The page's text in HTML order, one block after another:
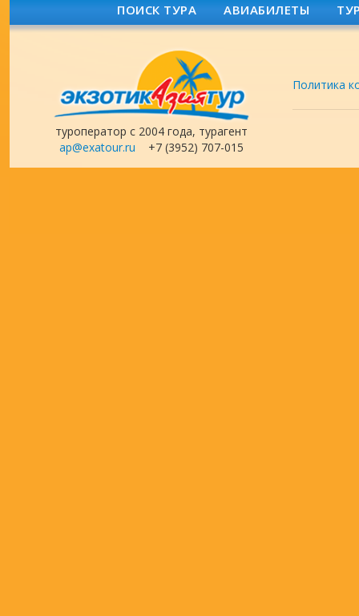
ПОИСК ТУРА АВИАБИЛЕТЫ
туроператор с 2004 года, турагент
ap@exatour.ru +7 (3952) 707-015
Политика